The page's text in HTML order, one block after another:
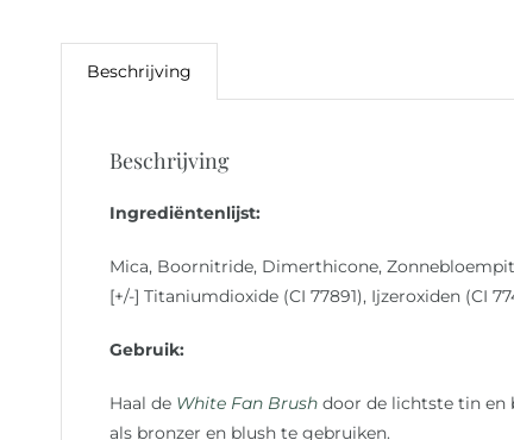
aantal
Beschrijving
Beschrijving
Ingrediëntenlijst:
Mica, Boornitride, Dimerthicone,
[+/-] Titaniumdioxide (CI 77891), Ijzeroxiden (CI
Gebruik:
Haal de White Fan Brush door de lichtste tin en
als bronzer en blush te gebruiken.